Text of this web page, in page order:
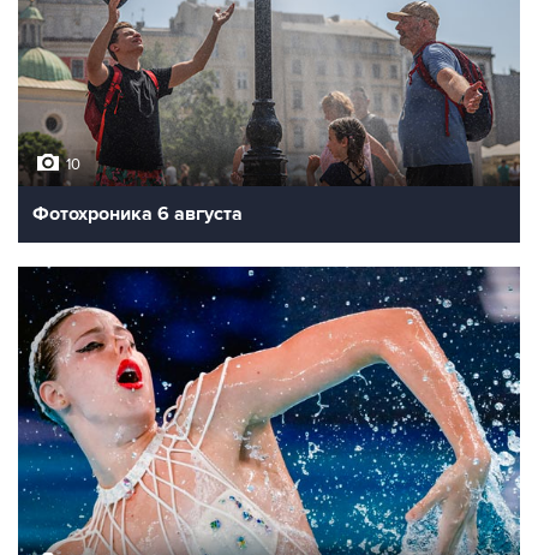
10
Фотохроника 6 августа